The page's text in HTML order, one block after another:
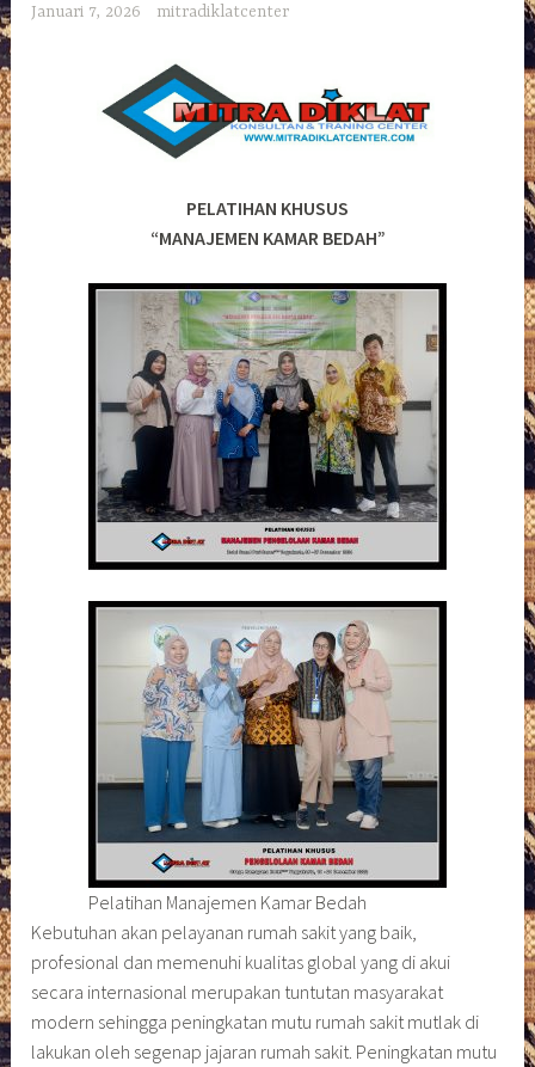
Januari 7, 2026 mitradiklatcenter
PELATIHAN KHUSUS
“MANAJEMEN KAMAR BEDAH”
Pelatihan Manajemen Kamar Bedah
Kebutuhan akan pelayanan rumah sakit yang baik,
profesional dan memenuhi kualitas global yang di akui
secara internasional merupakan tuntutan masyarakat
modern sehingga peningkatan mutu rumah sakit mutlak di
lakukan oleh segenap jajaran rumah sakit. Peningkatan mutu